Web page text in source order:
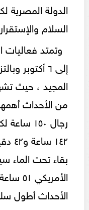
الدولة المصرية
السلام والإستقرار.
إلى ٦ أكتوبر
المجيد ، حيث
من الأحداث
رجال